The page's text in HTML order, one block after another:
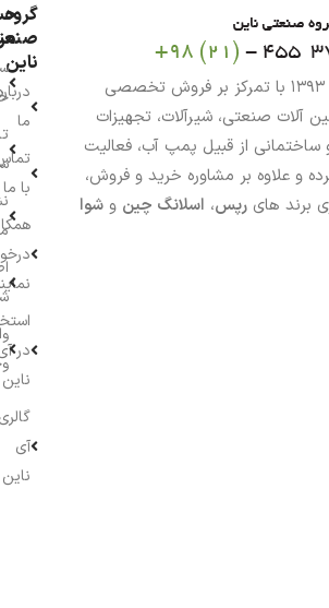
آی ناین از سال ۱۳۹۳ با تمرکز بر فروش تخصصی
آلات صنعتی، شیرآلات، تجهیزات
از قبیل پمپ آب، فعالیت
و علاوه بر مشاوره خرید و فروش،
برند های رپس، اسلانگ چین و شوا
گروه
ناین
ما
با ما
در
ناین
آی
ناین